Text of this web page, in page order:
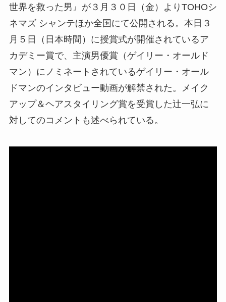
世界を救った男』が３月３０日（金）よりTOHOシ
ネマズ シャンテほか全国にて公開される。本日３
月５日（日本時間）に授賞式が開催されているア
カデミー賞で、主演男優賞（ゲイリー・オールド
マン）にノミネートされているゲイリー・オール
ドマンのインタビュー動画が解禁された。メイク
アップ＆ヘアスタイリング賞を受賞した辻一弘に
対してのコメントも述べられている。